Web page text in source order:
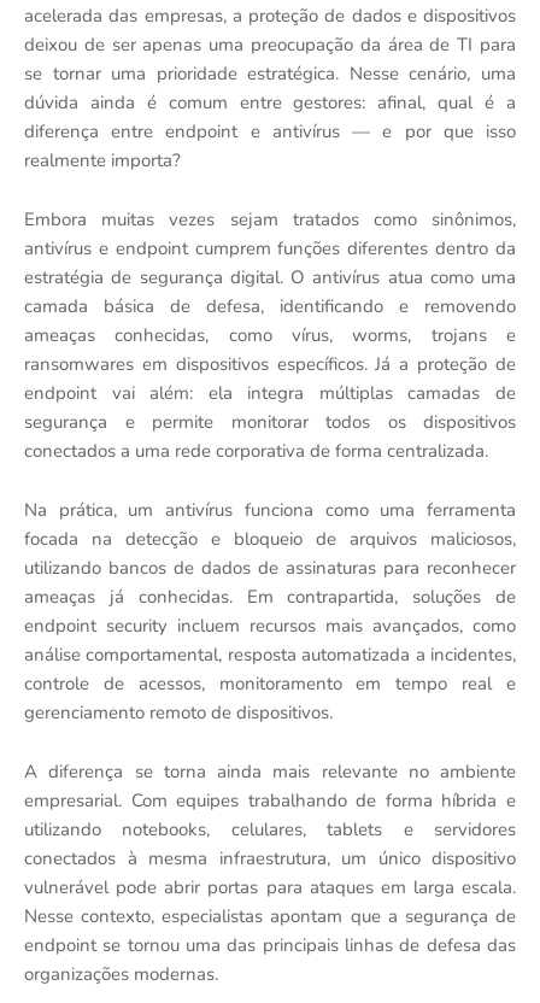
acelerada das empresas, a proteção de dados e dispositivos
deixou de ser apenas uma preocupação da área de TI para
se tornar uma prioridade estratégica. Nesse cenário, uma
dúvida ainda é comum entre gestores: afinal, qual é a
diferença entre endpoint e antivírus — e por que isso
realmente importa?
Embora muitas vezes sejam tratados como sinônimos,
antivírus e endpoint cumprem funções diferentes dentro da
estratégia de segurança digital. O antivírus atua como uma
camada básica de defesa, identificando e removendo
ameaças conhecidas, como vírus, worms, trojans e
ransomwares em dispositivos específicos. Já a proteção de
endpoint vai além: ela integra múltiplas camadas de
segurança e permite monitorar todos os dispositivos
conectados a uma rede corporativa de forma centralizada.
Na prática, um antivírus funciona como uma ferramenta
focada na detecção e bloqueio de arquivos maliciosos,
utilizando bancos de dados de assinaturas para reconhecer
ameaças já conhecidas. Em contrapartida, soluções de
endpoint security incluem recursos mais avançados, como
análise comportamental, resposta automatizada a incidentes,
controle de acessos, monitoramento em tempo real e
gerenciamento remoto de dispositivos.
A diferença se torna ainda mais relevante no ambiente
empresarial. Com equipes trabalhando de forma híbrida e
utilizando notebooks, celulares, tablets e servidores
conectados à mesma infraestrutura, um único dispositivo
vulnerável pode abrir portas para ataques em larga escala.
Nesse contexto, especialistas apontam que a segurança de
endpoint se tornou uma das principais linhas de defesa das
organizações modernas.